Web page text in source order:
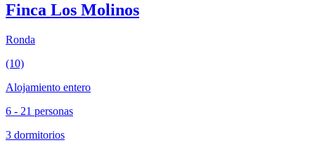
Finca Los Molinos
Ronda
(10)
Alojamiento entero
6 - 21 personas
3 dormitorios